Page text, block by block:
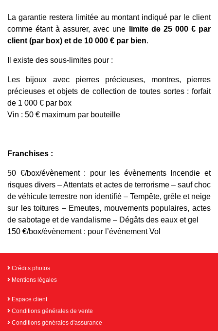
La garantie restera limitée au montant indiqué par le client
comme étant à assurer, avec une
limite de 25 000 € par
client (par box) et de 10 000 € par bien.
Il existe des sous-limites pour :
Les bijoux avec pierres précieuses, montres, pierres
précieuses et objets de collection de toutes sortes : forfait
de 1 000 € par box
Vin : 50 € maximum par bouteille
Franchises :
50 €/box/évènement : pour les évènements Incendie et
risques divers – Attentats et actes de terrorisme – sauf choc
de véhicule terrestre non identifié – Tempête, grêle et neige
sur les toitures – Emeutes, mouvements populaires, actes
de sabotage et de vandalisme – Dégâts des eaux et gel
150 €/box/évènement : pour l’évènement Vol
Crédits photos
Mentions légales
Espace client
Conditions générales de vente
Conditions générales d'assurance